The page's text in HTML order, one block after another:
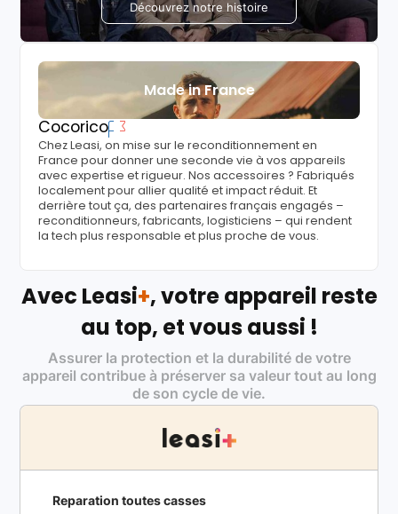
Découvrez notre histoire
Made in France
Cocorico
Chez Leasi, on mise sur le reconditionnement en
France pour donner une seconde vie à vos appareils
avec expertise et rigueur. Nos accessoires ? Fabriqués
localement pour allier qualité et impact réduit. Et
derrière tout ça, des partenaires français engagés –
reconditionneurs, fabricants, logisticiens – qui rendent
la tech plus responsable et plus proche de vous.
Avec Leasi+, votre appareil reste
au top, et vous aussi !
Assurer la protection et la durabilité de votre
appareil contribue à préserver sa valeur tout au long
de son cycle de vie.
Reparation toutes casses